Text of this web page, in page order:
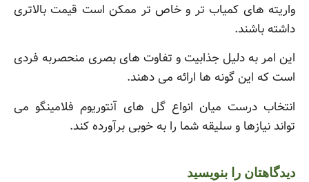
واریته های کمیاب تر و خاص تر ممکن است قیمت بالاتری
داشته باشند.
این امر به دلیل جذابیت و تفاوت های بصری منحصربه فردی
است که این گونه ها ارائه می دهند.
انتخاب درست میان انواع گل های آنتوریوم فلامینگو می
تواند نیازها و سلیقه شما را به خوبی برآورده کند.
دیدگاهتان را بنویسید